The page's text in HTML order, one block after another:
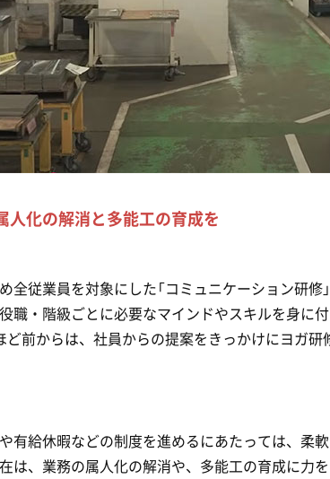
化の解消と多能工の育成を
全従業員を対象にした「コミュニケーション研修
職・階級ごとに必要なマインドやスキルを身に付
前からは、社員からの提案をきっかけにヨガ研
有給休暇などの制度を進めるにあたっては、柔
は、業務の属人化の解消や、多能工の育成に力